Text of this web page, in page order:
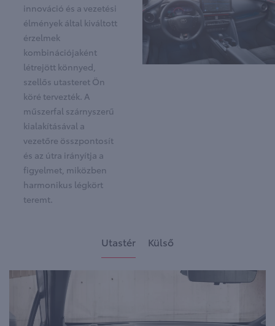
innováció és a vezetési
élmények által kiváltott
érzelmek
kombinációjaként
létrejött könnyed,
szellős utasteret Ön
köré tervezték. A
műszerfal szárnyszerű
kialakításával a
vezetőre összpontosít
és az útra irányítja a
figyelmet, miközben
harmonikus légkört
teremt.
Utastér Külső